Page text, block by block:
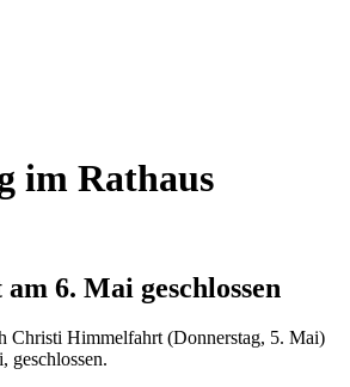
im Rathaus
6. Mai geschlossen
Christi Himmelfahrt (Donnerstag, 5. Mai)
geschlossen.